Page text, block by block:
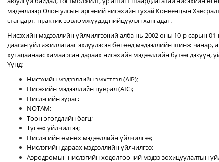
мэдээллээр Олон улсын иргэний нисэхийн тухай Конвенцын
стандарт, практик зөвлөмжүүдэд нийцүүлэн хангадаг.
Нисэхийн мэдээллийн үйлчилгээний алба нь 2002 оны 10-р сарын
даасан үйл ажиллагааг эхлүүлэсэн бөгөөд мэдээллийн шинж чанар,
хугацаанаас хамаарсан дараах нисэхийн мэдээллийн бүтээгдэхүүн,
Үүнд:
Нисэхийн мэдээллийн эмхэтгэл (AIP);
Нисэхийн мэдээллийн цуврал (AIC);
Нислэгийн зураг;
NOTAM;
Тоон өгөгдлийн багц;
Түгээх үйлчилгээ;
Нислэгийн өмнөх мэдээллийн үйлчилгээ;
Нислэгийн дараах мэдээллийн үйлчилгээ;
Аэродромын нислэгийн хөдөлгөөний мэдээ зохицуулалтын